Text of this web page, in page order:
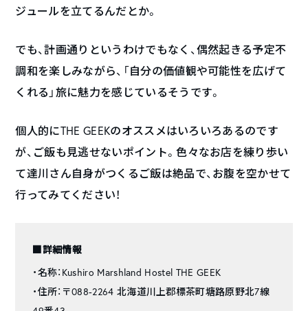
ジュールを立てるんだとか。
でも、計画通りというわけでもなく、偶然起きる予定不
調和を楽しみながら、「自分の価値観や可能性を広げて
くれる」旅に魅力を感じているそうです。
個人的にTHE GEEKのオススメはいろいろあるのです
が、ご飯も見逃せないポイント。色々なお店を練り歩い
て達川さん自身がつくるご飯は絶品で、お腹を空かせて
行ってみてください！
■詳細情報
・名称：Kushiro Marshland Hostel THE GEEK
・住所：〒088-2264 北海道川上郡標茶町塘路原野北7線